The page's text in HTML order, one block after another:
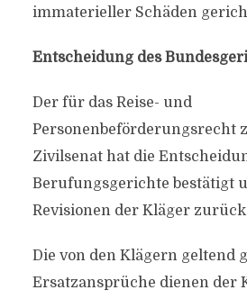
immaterieller Schäden
Entscheidung des
Der für das Reise- und
Personenbeförderungsrecht
Zivilsenat hat die
Berufungsgerichte bestätigt
Revisionen der Kläger
Die von den Klägern geltend
Ersatzansprüche dienen der